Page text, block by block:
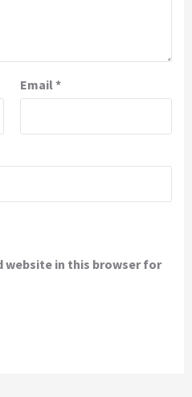
Email*
website in this browser for